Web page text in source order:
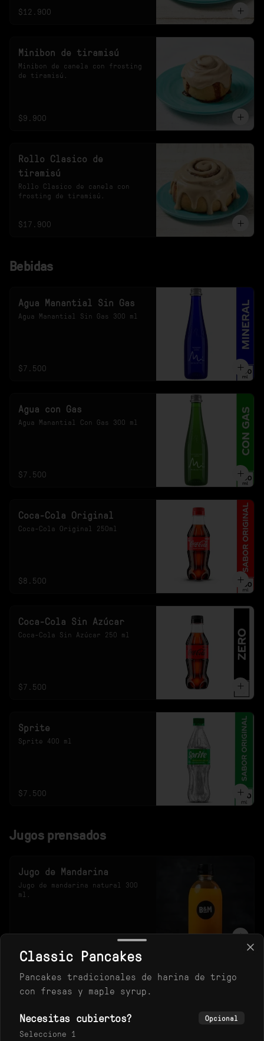
$12.900
Minibon de tiramisú
Minibon de canela con frosting
de tiramisú.
$9.900
Rollo Clasico de
tiramisú
Rollo Clasico de canela con
frosting de tiramisú.
$17.900
Bebidas
Agua Manantial Sin Gas
Agua Manantial Sin Gas 300 ml
$7.500
Agua con Gas
Agua Manantial Con Gas 300 ml
$7.500
Coca-Cola Original
Coca-Cola Original 250ml
$8.500
Coca-Cola Sin Azúcar
Coca-Cola Sin Azúcar 250 ml
$7.500
Sprite
Sprite 400 ml
$7.500
Jugos prensados
Jugo de Mandarina
Jugo de mandarina natural 300
ml.
$10.900
Jugo de Naranja
Jugo de naranja natural de 300
Classic Pancakes
Pancakes tradicionales de harina de trigo
con fresas y maple syrup.
Necesitas cubiertos? Opcional
Seleccione 1